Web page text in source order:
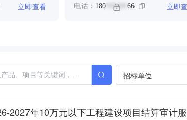
立即查看 电话： 180****** 66 立即
招标单位
2027年10万元以下工程建设项目结算审计